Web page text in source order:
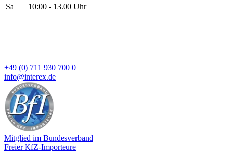
Sa
10:00 - 13.00 Uhr
+49 (0) 711 930 700 0
info@interex.de
Mitglied im Bundesverband
Freier KfZ-Importeure